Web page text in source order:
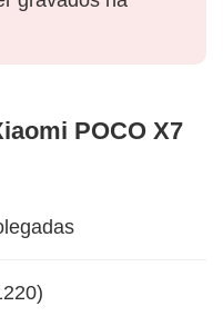
POCO X7